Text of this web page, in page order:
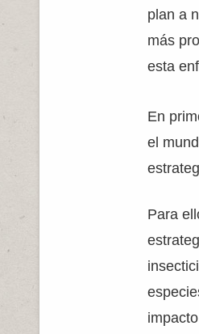
plan a
más
esta
En
el
Para